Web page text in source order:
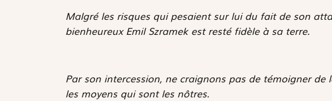
Malgré les risques qui pesaient sur lui du fait de son
bienheureux Emil Szramek est resté fidèle à sa terre.
Par son intercession, ne craignons pas de témoigner
les moyens qui sont les nôtres.